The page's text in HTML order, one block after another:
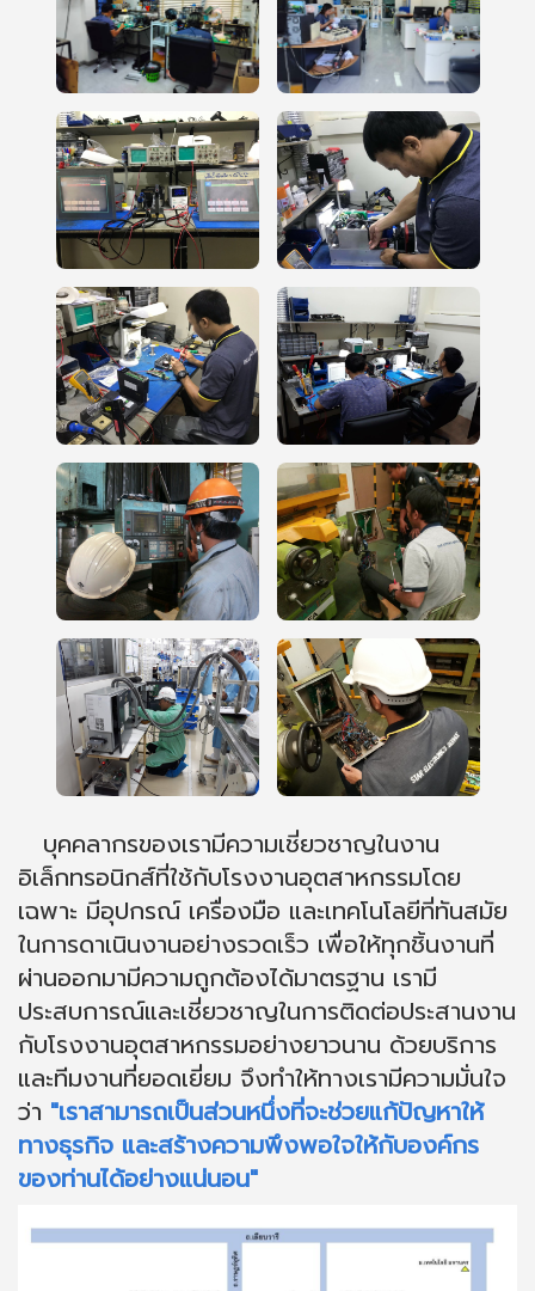
บุคคลากรของเรามีความเชี่ยวชาญในงาน
อิเล็กทรอนิกส์ที่ใช้กับโรงงานอุตสาหกรรมโดย
เฉพาะ มีอุปกรณ์ เครื่องมือ และเทคโนโลยีที่ทันสมัย
ในการดาเนินงานอย่างรวดเร็ว เพื่อให้ทุกชิ้นงานที่
ผ่านออกมามีความถูกต้องได้มาตรฐาน เรามี
ประสบการณ์และเชี่ยวชาญในการติดต่อประสานงาน
กับโรงงานอุตสาหกรรมอย่างยาวนาน ด้วยบริการ
และทีมงานที่ยอดเยี่ยม จึงทำให้ทางเรามีความมั่นใจ
ว่า "เราสามารถเป็นส่วนหนึ่งที่จะช่วยแก้ปัญหาให้
ทางธุรกิจ และสร้างความพึงพอใจให้กับองค์กร
ของท่านได้อย่างแน่นอน"